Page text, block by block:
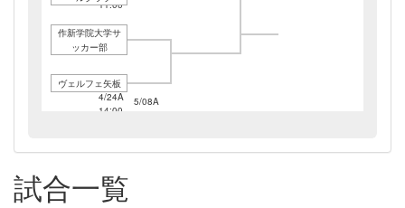
11:00
5/08A
作新学院大学サ
ッカー部
4/24A
14:00
ヴェルフェ矢板
試合一覧